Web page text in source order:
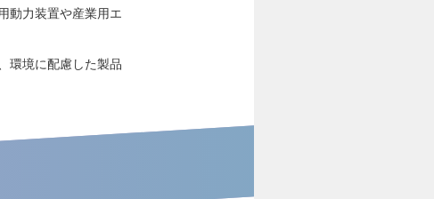
動力装置や産業用エ
環境に配慮した製品